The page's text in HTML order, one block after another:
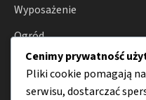
Wyposażenie
Ogród
Smart home
Cenimy prywatność
Pliki cookie pomagają
serwisu, dostarczać